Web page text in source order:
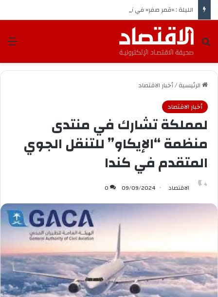
الليلة : «قمر صفر» في تربيعه الأخير*
بحث عن
الرئيسية/أخبار الاقتصاد
أخبار الاقتصاد
لمملكة تشارك في منتدى
منظمة “الإيكاو” للتنقل الجوي
المتقدم في كندا
الاقتصاد 09/09/2024
0